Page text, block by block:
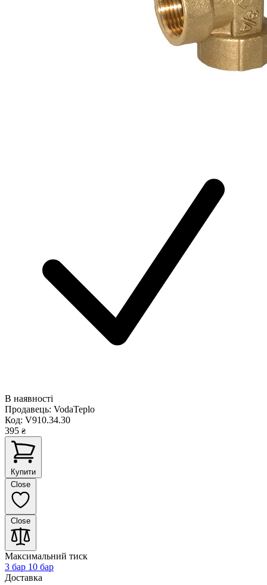
В наявності
Продавець: VodaTeplo
Код: V910.34.30
395 ₴
Купити
Close
Close
Максимальний тиск
3 бар 10 бар
Доставка